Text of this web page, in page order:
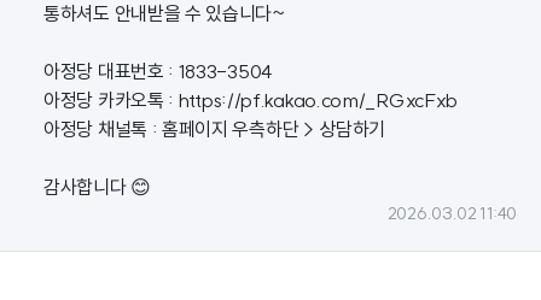
통하셔도 안내받을 수 있습니다~
아정당 대표번호 : 1833-3504
아정당 카카오톡 : https://pf.kakao.com/_RGxcFxb
아정당 채널톡 : 홈페이지 우측하단 > 상담하기
감사합니다 😊
2026.03.02 11:40